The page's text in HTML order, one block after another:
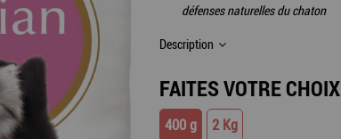
défenses naturelles du chaton
Description
FAITES VOTRE CHOIX
400 g 2 Kg